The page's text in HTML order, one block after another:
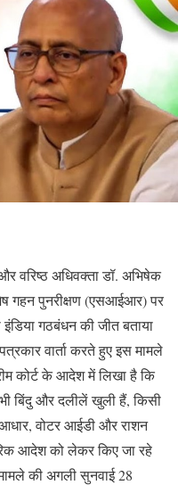
वरिष्ठ अधिवक्ता डॉ. अभिषेक
गहन पुनरीक्षण (एसआईआर) पर
गठबंधन की जीत बताया
वार्ता करते हुए इस मामले
कोर्ट के आदेश में लिखा है कि
बिंदु और दलीलें खुली हैं, किसी
वोटर आईडी और राशन
आदेश को लेकर किए जा रहे
की अगली सुनवाई 28